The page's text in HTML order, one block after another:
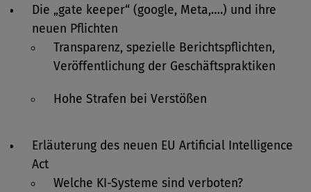
Die „gate keeper“ (google, Meta,….) und ihre
neuen Pflichten
Transparenz, spezielle Berichtspflichten,
Veröffentlichung der Geschäftspraktiken
Hohe Strafen bei Verstößen
Erläuterung des neuen EU Artificial Intelligence
Act
Welche KI-Systeme sind verboten?